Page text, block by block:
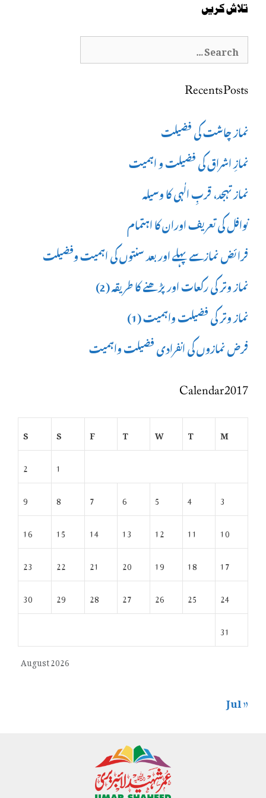
تلاش کریں
Search
Recents Posts
نماز چاشت کی فضیلت
نمازِ اشراق کی فضیلت و اہمیت
نماز تہجد، قربِ الٰہی کا وسیلہ
نوافل کی تعریف اوران کا اہتمام
فرائض نمازسے پہلے اور بعد سنتوں کی اہمیت وفضیلت
نماز وتر کی رکعات اور پڑھنے کا طریقہ (2)
نماز وتر کی فضیلت واہمیت (1)
فرض نمازوں کی انفرادی فضیلت واہمیت
Calendar 2017
August 2026
M
T
W
T
F
S
S
1
2
3
4
5
6
7
8
9
10
11
12
13
14
15
16
17
18
19
20
21
22
23
24
25
26
27
28
29
30
31
« Jul